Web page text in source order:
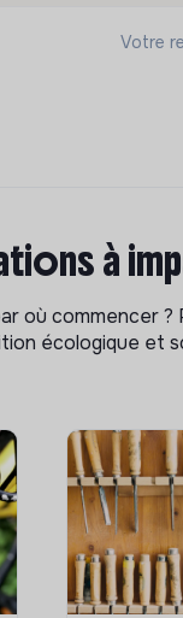
Votre
à
où commencer ?
écologique et